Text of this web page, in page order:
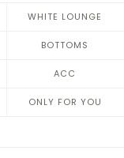
WHITE LOUNGE
BOTTOMS
ACC
ONLY FOR YOU